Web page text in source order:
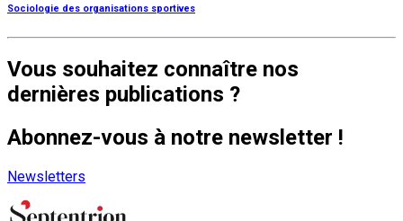
Sociologie des organisations sportives
Vous souhaitez connaître nos
dernières publications ?
Abonnez-vous à notre newsletter !
Newsletters